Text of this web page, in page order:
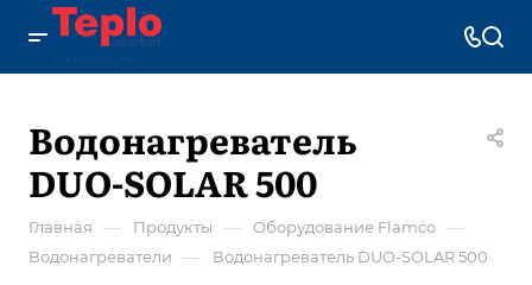
Водонагреватель
DUO-SOLAR 500
Главная — Продукты — Оборудование Flamco —
Водонагреватели — Водонагреватель DUO-SOLAR 500